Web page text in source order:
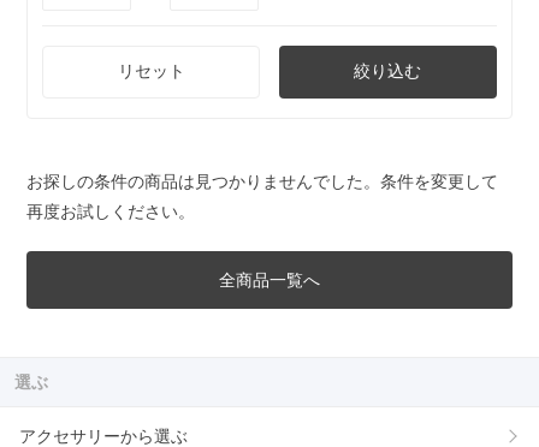
リセット 絞り込む
お探しの条件の商品は見つかりませんでした。条件を変更して
再度お試しください。
全商品一覧へ
選ぶ
アクセサリーから選ぶ